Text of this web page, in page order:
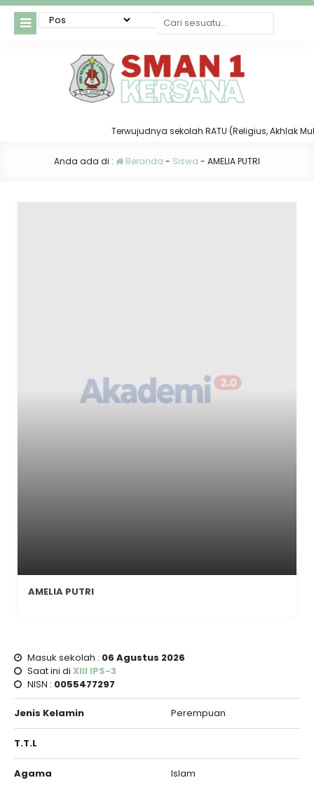
Terwujudnya sekolah RATU (Religius, Akhlak
Anda ada di : Beranda - Siswa - AMELIA PUTRI
AMELIA PUTRI
Masuk sekolah : 06 Agustus 2026
Saat ini di XIII IPS-3
NISN : 0055477297
Jenis Kelamin Perempuan
T.T.L
Agama Islam